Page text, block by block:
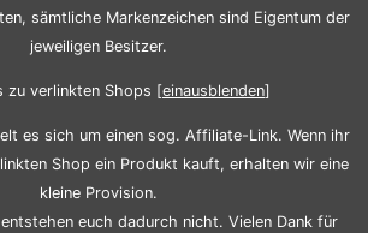
sämtliche Markenzeichen sind Eigentum der
jeweiligen Besitzer.
zu verlinkten Shops [einausblenden]
es sich um einen sog. Affiliate-Link. Wenn ihr
Shop ein Produkt kauft, erhalten wir eine
kleine Provision.
euch dadurch nicht. Vielen Dank für